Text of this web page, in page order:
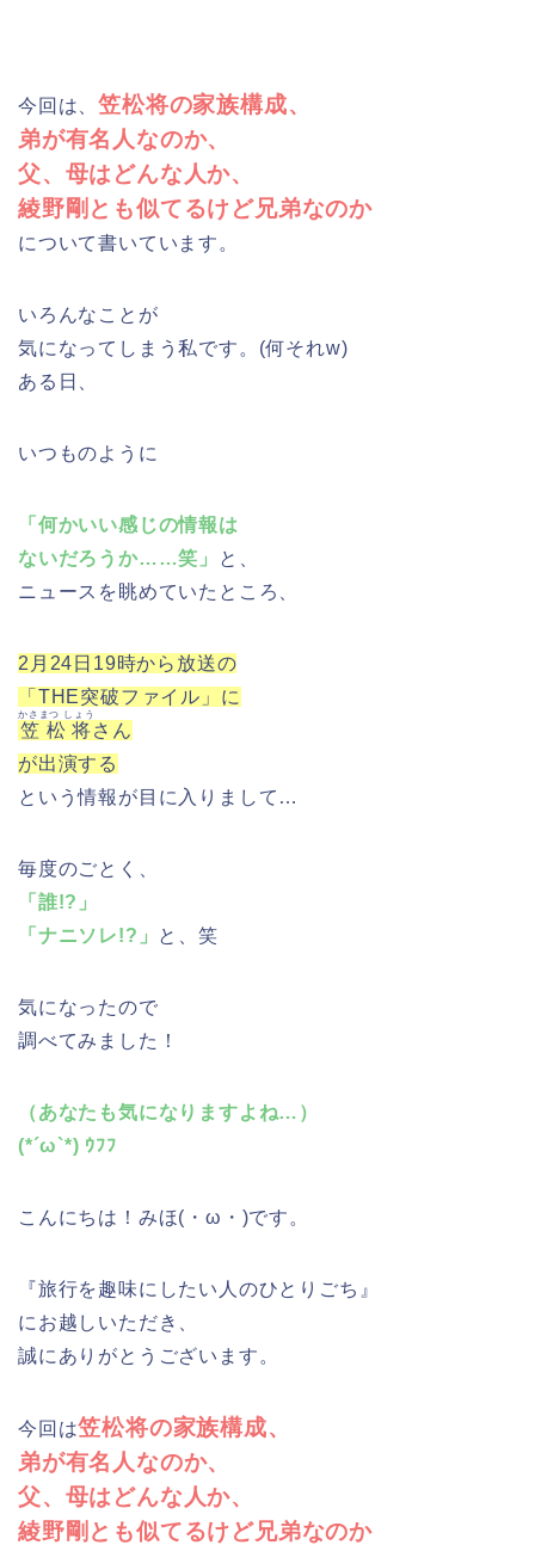
今回は、笠松将の家族構成、
弟が有名人なのか、
父、母はどんな人か、
綾野剛とも似てるけど兄弟なのか
について書いています。
いろんなことが
気になってしまう私です。(何それw)
ある日、
いつものように
「何かいい感じの情報は
ないだろうか……笑」
と、
ニュースを眺めていたところ、
2月24日19時から放送の
「THE突破ファイル」に
笠松将
かさまつ しょう
さん
が出演する
という情報が目に入りまして…
毎度のごとく、
「誰!?」
「ナニソレ!?」 と、笑
気になったので
調べてみました！
（あなたも気になりますよね…）
(*´ω`*) ｳﾌﾌ
こんにちは！みほ(・ω・)です。
『旅行を趣味にしたい人のひとりごち』
にお越しいただき、
誠にありがとうございます。
今回は笠松将の家族構成、
弟が有名人なのか、
父、母はどんな人か、
綾野剛とも似てるけど兄弟なのか